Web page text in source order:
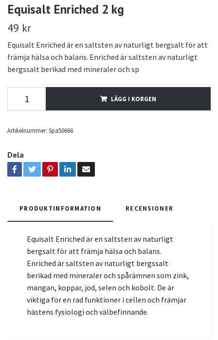
Equisalt Enriched 2 kg
49 kr
Equisalt Enriched är en saltsten av naturligt bergsalt för att
främja hälsa och balans. Enriched är saltsten av naturligt
bergssalt berikad med mineraler och sp
LÄGG I KORGEN
Artikelnummer: Spa50666
Dela
PRODUKTINFORMATION RECENSIONER
Equisalt Enriched är en saltsten av naturligt
bergsalt för att främja hälsa och balans.
Enriched är saltsten av naturligt bergssalt
berikad med mineraler och spårämnen som zink,
mangan, koppar, jod, selen och kobolt. De är
viktiga för en rad funktioner i cellen och främjar
hästens fysiologi och välbefinnande.